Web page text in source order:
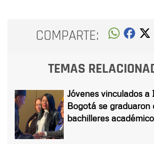
COMPARTE:
TEMAS
Jóvenes vinculados a
Bogotá se graduaron
bachilleres